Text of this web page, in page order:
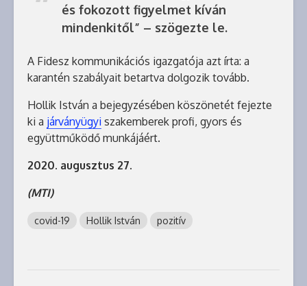
és fokozott figyelmet kíván
mindenkitől” – szögezte le.
A Fidesz kommunikációs igazgatója azt írta: a
karantén szabályait betartva dolgozik tovább.
Hollik István a bejegyzésében köszönetét fejezte
ki a járványügyi szakemberek profi, gyors és
együttműködő munkájáért.
2020. augusztus 27.
(MTI)
covid-19 Hollik István pozitív